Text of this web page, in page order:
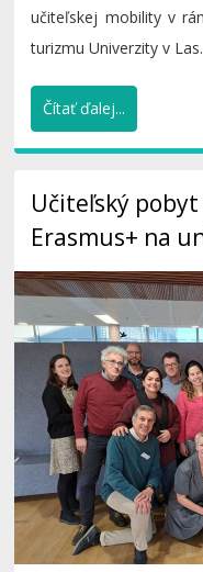
učiteľskej mobility v
turizmu Univerzity v
Čítať ďalej...
Učiteľský
Erasmus+ na